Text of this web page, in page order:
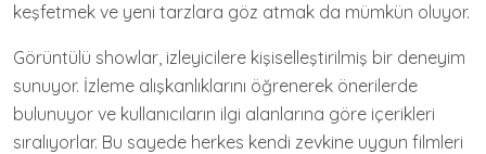
keşfetmek ve yeni tarzlara göz atmak da mümkün oluyor.
Görüntülü showlar, izleyicilere kişiselleştirilmiş bir deneyim
sunuyor. İzleme alışkanlıklarını öğrenerek önerilerde
bulunuyor ve kullanıcıların ilgi alanlarına göre içerikleri
sıralıyorlar. Bu sayede herkes kendi zevkine uygun filmleri